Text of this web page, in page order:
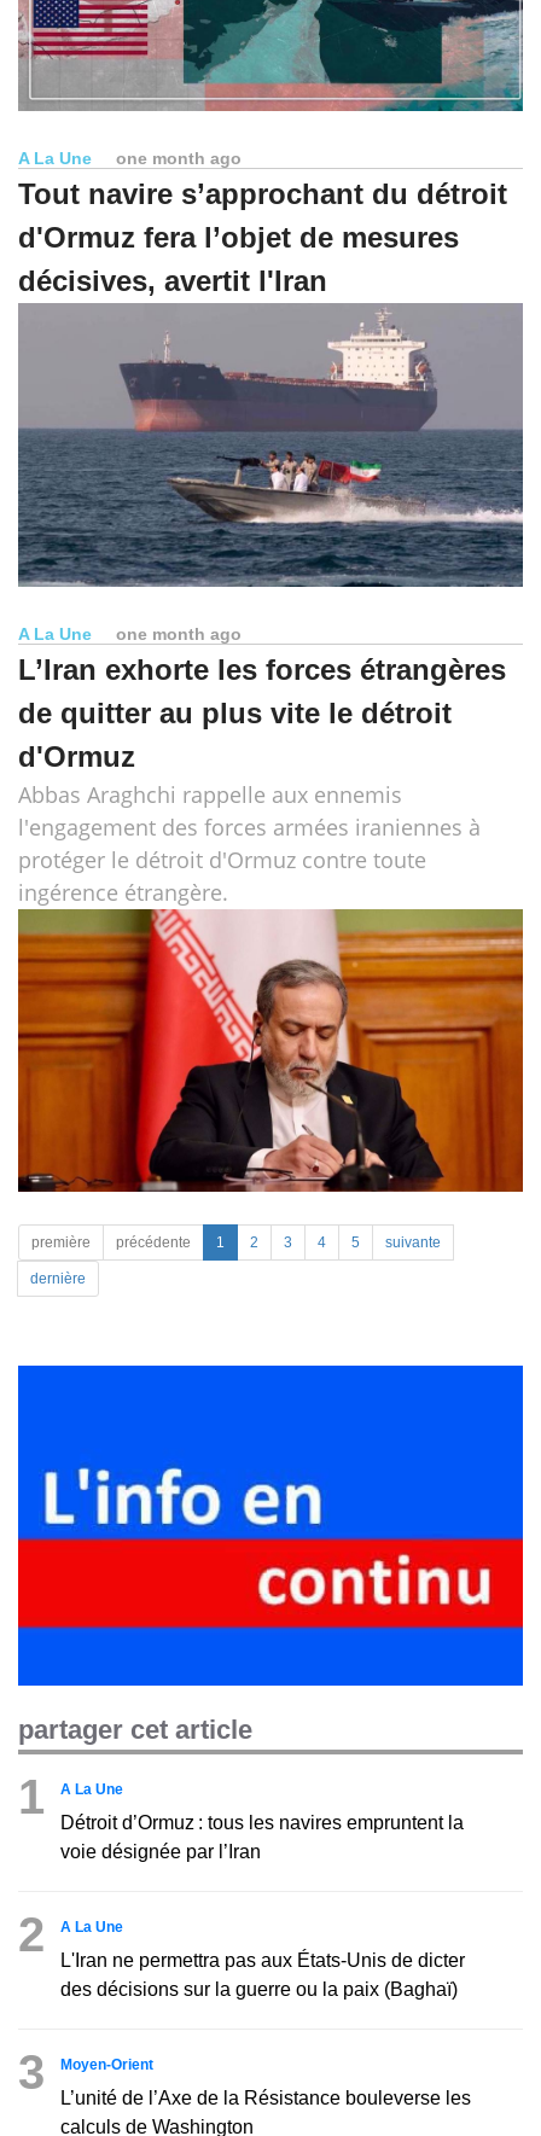
A La Une one month ago
Tout navire s’approchant du détroit
d'Ormuz fera l’objet de mesures
décisives, avertit l'Iran
A La Une one month ago
L’Iran exhorte les forces étrangères
de quitter au plus vite le détroit
d'Ormuz
Abbas Araghchi rappelle aux ennemis
l'engagement des forces armées iraniennes à
protéger le détroit d'Ormuz contre toute
ingérence étrangère.
première précédente 1 2 3 4 5 suivante
dernière
partager cet article
1 A La Une
Détroit d’Ormuz : tous les navires empruntent la
voie désignée par l’Iran
2 A La Une
L'Iran ne permettra pas aux États-Unis de dicter
des décisions sur la guerre ou la paix (Baghaï)
3 Moyen-Orient
L’unité de l’Axe de la Résistance bouleverse les
calculs de Washington